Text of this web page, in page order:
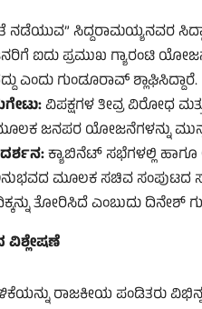
ನಡೆಯುವ” ಸಿದ್ದರಾಮಯ್ಯನವರ
ಐದು ಪ್ರಮುಖ ಗ್ಯಾರಂಟಿ
ಎಂದು ಗುಂಡೂರಾವ್ ಶ್ಲಾಘಿಸಿದ್ದಾರೆ.
ವಿಪಕ್ಷಗಳ ತೀವ್ರ ವಿರೋಧ
ಜನಪರ ಯೋಜನೆಗಳನ್ನು
ಕ್ಯಾಬಿನೆಟ್ ಸಭೆಗಳಲ್ಲಿ ಹಾಗೂ
ಮೂಲಕ ಸಚಿವ ಸಂಪುಟದ
ತೋರಿಸಿದೆ ಎಂಬುದು
ರಾಜಕೀಯ ಪಂಡಿತರು ವಿಭಿನ್ನ